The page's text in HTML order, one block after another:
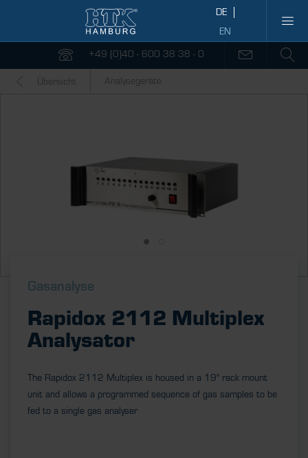
+49 (0)40 - 600 38 38 - 0
Übersicht Analysegeräte
Gasanalyse
Rapidox 2112 Multiplex
Analysator
The Rapidox 2112 Multiplex is housed in a 19" rack mount
unit and allows a programmed sequence of gas samples to be
fed to a single gas analyser